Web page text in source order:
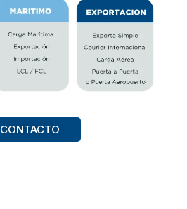
CONTACTO